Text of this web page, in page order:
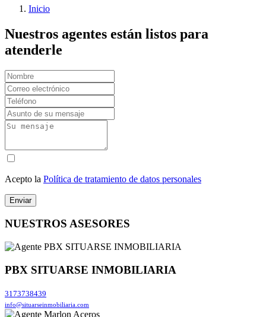
Inicio
Nuestros agentes están listos para
atenderle
Acepto la Política de tratamiento de datos personales
Enviar
NUESTROS ASESORES
PBX SITUARSE INMOBILIARIA
3173738439
info@situarseinmobiliaria.com